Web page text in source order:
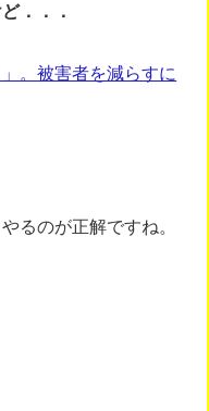
．．．
。被害者を減らすに
るのが正解ですね。